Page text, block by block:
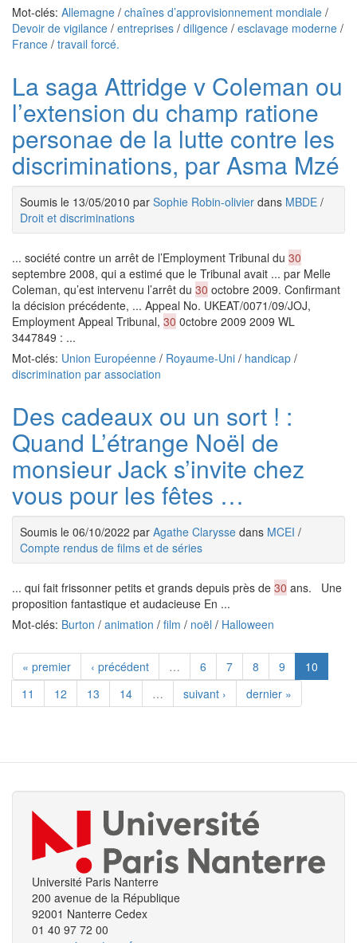
Mot-clés: Allemagne / chaînes d’approvisionnement mondiale /
Devoir de vigilance / entreprises / diligence / esclavage moderne /
France / travail forcé.
La saga Attridge v Coleman ou
l’extension du champ ratione
personae de la lutte contre les
discriminations, par Asma Mzé
Soumis le 13/05/2010 par Sophie Robin-olivier dans MBDE /
Droit et discriminations
... société contre un arrêt de l’Employment Tribunal du 30
septembre 2008, qui a estimé que le Tribunal avait ... par Melle
Coleman, qu’est intervenu l’arrêt du 30 octobre 2009. Confirmant
la décision précédente, ... Appeal No. UKEAT/0071/09/JOJ,
Employment Appeal Tribunal, 30 0ctobre 2009 2009 WL
3447849 : ...
Mot-clés: Union Européenne / Royaume-Uni / handicap /
discrimination par association
Des cadeaux ou un sort ! :
Quand L’étrange Noël de
monsieur Jack s’invite chez
vous pour les fêtes …
Soumis le 06/10/2022 par Agathe Clarysse dans MCEI /
Compte rendus de films et de séries
... qui fait frissonner petits et grands depuis près de 30 ans. Une
proposition fantastique et audacieuse En ...
Mot-clés: Burton / animation / film / noël / Halloween
« premier ‹ précédent … 6 7 8 9
10
11
12 13 14 … suivant › dernier »
Université Paris Nanterre
200 avenue de la République
92001 Nanterre Cedex
01 40 97 72 00